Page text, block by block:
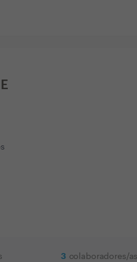
3 colaboradores/as